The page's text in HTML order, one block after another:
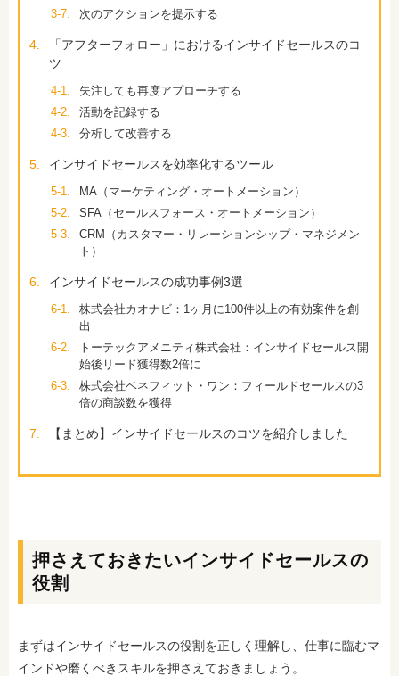
3-7.
次のアクションを提示する
4.
「アフターフォロー」におけるインサイドセールスのコ
ツ
4-1.
失注しても再度アプローチする
4-2.
活動を記録する
4-3.
分析して改善する
5. インサイドセールスを効率化するツール
5-1.
MA（マーケティング・オートメーション）
5-2.
SFA（セールスフォース・オートメーション）
5-3.
CRM（カスタマー・リレーションシップ・マネジメン
ト）
6. インサイドセールスの成功事例3選
6-1.
株式会社カオナビ：1ヶ月に100件以上の有効案件を創
出
6-2.
トーテックアメニティ株式会社：インサイドセールス開
始後リード獲得数2倍に
6-3.
株式会社ベネフィット・ワン：フィールドセールスの3
倍の商談数を獲得
7. 【まとめ】インサイドセールスのコツを紹介しました
押さえておきたいインサイドセールスの
役割
まずはインサイドセールスの役割を正しく理解し、仕事に臨むマ
インドや磨くべきスキルを押さえておきましょう。